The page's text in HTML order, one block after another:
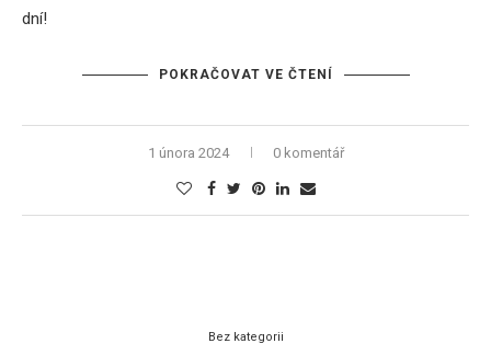
dní!
POKRAČOVAT VE ČTENÍ
1 února 2024 0 komentář
Bez kategorii